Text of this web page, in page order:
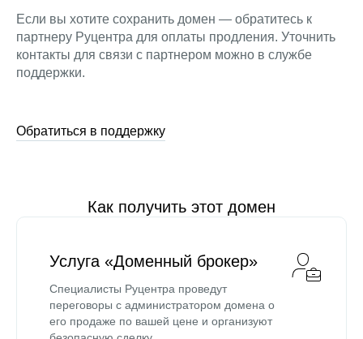
Если вы хотите сохранить домен — обратитесь к
партнеру Руцентра для оплаты продления. Уточнить
контакты для связи с партнером можно в службе
поддержки.
Обратиться в поддержку
Как получить этот домен
Услуга «Доменный брокер»
Специалисты Руцентра проведут
переговоры с администратором домена о
его продаже по вашей цене и организуют